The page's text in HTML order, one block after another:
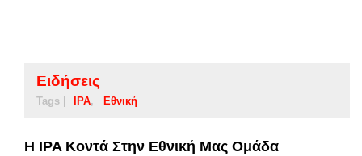
Ειδήσεις
Tags | IPA Εθνική
Η IPA Κοντά Στην Εθνική Μας Ομάδα